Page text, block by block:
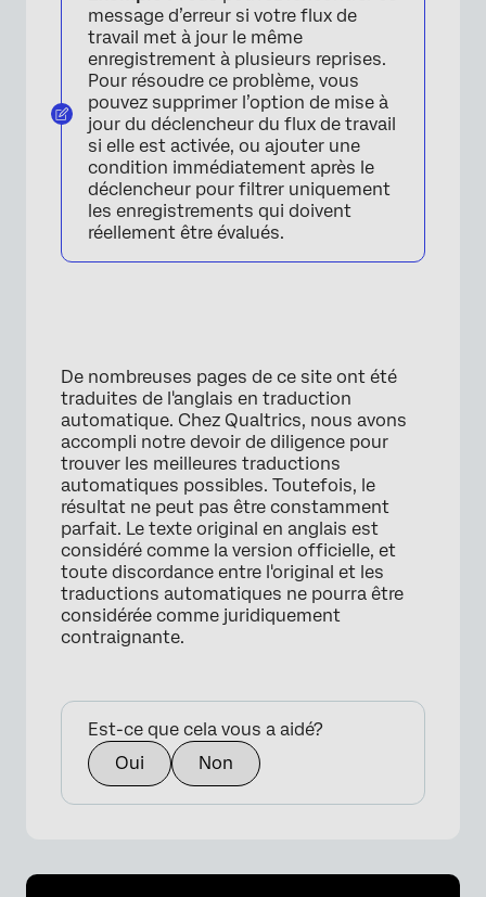
message d’erreur si votre flux de
travail met à jour le même
enregistrement à plusieurs reprises.
Pour résoudre ce problème, vous
pouvez supprimer l’option de mise à
jour du déclencheur du flux de travail
si elle est activée, ou ajouter une
condition immédiatement après le
déclencheur pour filtrer uniquement
les enregistrements qui doivent
réellement être évalués.
De nombreuses pages de ce site ont été
traduites de l'anglais en traduction
automatique. Chez Qualtrics, nous avons
accompli notre devoir de diligence pour
trouver les meilleures traductions
automatiques possibles. Toutefois, le
résultat ne peut pas être constamment
parfait. Le texte original en anglais est
considéré comme la version officielle, et
toute discordance entre l'original et les
traductions automatiques ne pourra être
considérée comme juridiquement
contraignante.
Est-ce que cela vous a aidé?
Oui
Non